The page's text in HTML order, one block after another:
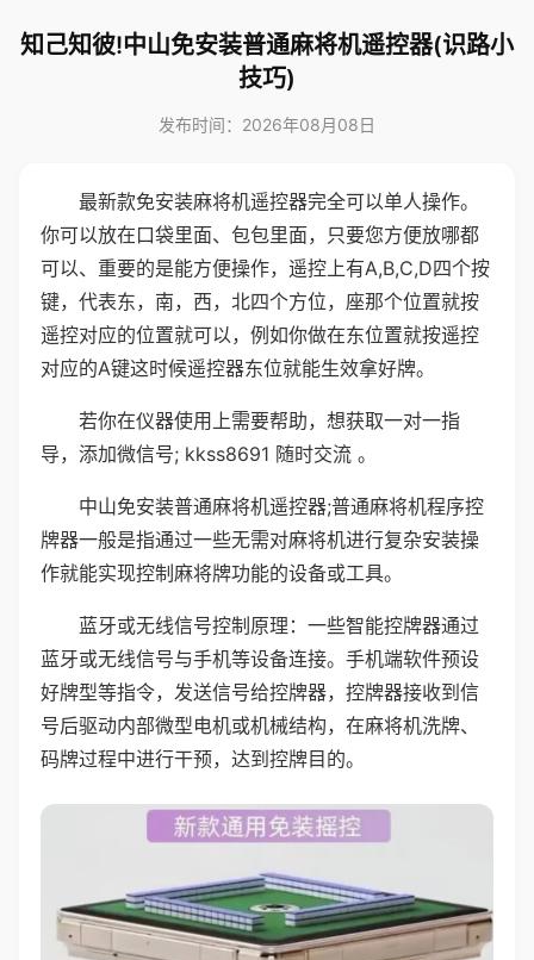
知己知彼!中山免安装普通麻将机遥控器(识路小
技巧)
发布时间：2026年08月08日
最新款免安装麻将机遥控器完全可以单人操作。
你可以放在口袋里面、包包里面，只要您方便放哪都
可以、重要的是能方便操作，遥控上有A,B,C,D四个按
键，代表东，南，西，北四个方位，座那个位置就按
遥控对应的位置就可以，例如你做在东位置就按遥控
对应的A键这时候遥控器东位就能生效拿好牌。
若你在仪器使用上需要帮助，想获取一对一指
导，添加微信号; kkss8691 随时交流 。
中山免安装普通麻将机遥控器;普通麻将机程序控
牌器一般是指通过一些无需对麻将机进行复杂安装操
作就能实现控制麻将牌功能的设备或工具。
蓝牙或无线信号控制原理：一些智能控牌器通过
蓝牙或无线信号与手机等设备连接。手机端软件预设
好牌型等指令，发送信号给控牌器，控牌器接收到信
号后驱动内部微型电机或机械结构，在麻将机洗牌、
码牌过程中进行干预，达到控牌目的。